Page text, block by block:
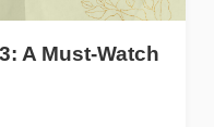
A Must-Watch